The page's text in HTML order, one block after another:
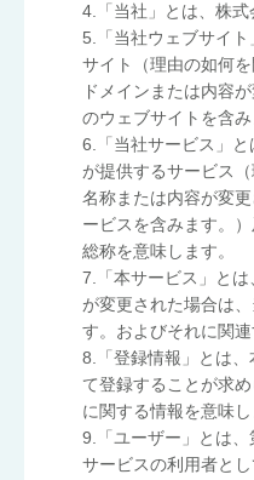
4.「当社」とは、株式
5.「当社ウェブサイ
サイト（理由の如何
ドメインまたは内容
のウェブサイトを含み
6.「当社サービス」と
が提供するサービス
名称または内容が変
ービスを含みます。
総称を意味します。
7.「本サービス」と
が変更された場合は
す。およびそれに関
8.「登録情報」とは
て登録することが求
に関する情報を意味し
9.「ユーザー」とは
サービスの利用者と